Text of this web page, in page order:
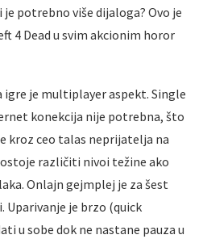
potrebno više dijaloga? Ovo je
4 Dead u svim akcionim horor
igre je multiplayer aspekt. Single
konekcija nije potrebna, što
kroz ceo talas neprijatelja na
različiti nivoi težine ako
Onlajn gejmplej je za šest
je brzo (quick
u sobe dok ne nastane pauza u